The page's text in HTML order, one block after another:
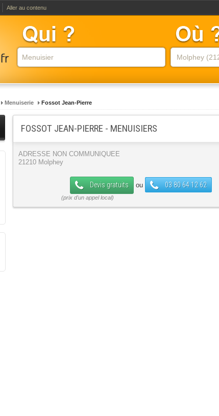
Aller au contenu
Menuiserie Fossot Jean-Pierre
FOSSOT JEAN-PIERRE - MENUISIERS
ADRESSE NON COMMUNIQUEE
21210 Molphey
Devis gratuits ou 03 80 64 12 62